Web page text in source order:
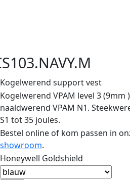
Kogelwerend support vest
Kogelwerend VPAM level 3 (9mm
naaldwerend VPAM N1.
S1 tot 35 joules.
Bestel online of kom passen in
showroom.
Honeywell Goldshield